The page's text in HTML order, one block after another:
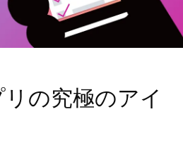
の究極のアイ